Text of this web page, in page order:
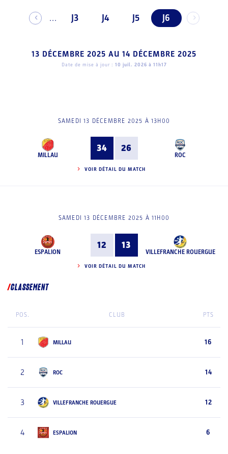
... J3 J4 J5 J6
13 DÉCEMBRE 2025 AU 14 DÉCEMBRE 2025
Date de mise à jour : 10 juil. 2026 à 11h17
SAMEDI 13 DÉCEMBRE 2025 À 13H00
MILLAU
34 26
ROC
VOIR DÉTAIL DU MATCH
SAMEDI 13 DÉCEMBRE 2025 À 11H00
ESPALION
12 13
VILLEFRANCHE ROUERGUE
VOIR DÉTAIL DU MATCH
CLASSEMENT
POS. CLUB PTS
1 MILLAU 16
2 ROC 14
3 VILLEFRANCHE ROUERGUE 12
4 ESPALION 6